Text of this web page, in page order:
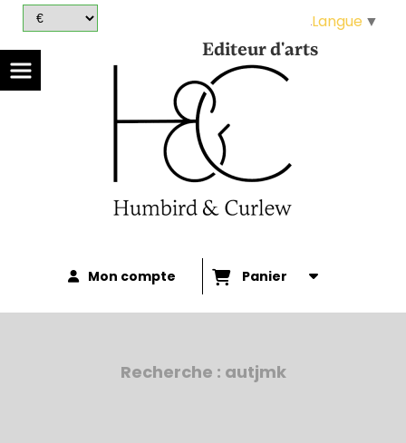
Editeur d'arts
Mon compte Panier
Recherche : autjmk
Langue ▼
Panneau de gestion des cookies